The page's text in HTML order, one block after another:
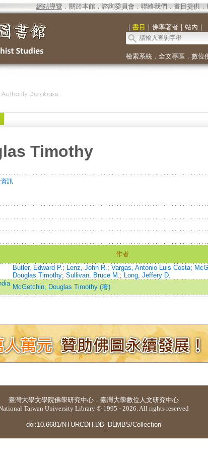
網站導覽 ． 關於本館． 諮詢委員會． 聯絡我們 ． 書目提供．
｜ 書目 ｜ 佛學著者｜ 站內 ｜
檢索系統． 全文專區 ． 數位
Timothy
訊
作者
Butler, Edward P.; Lenz, John R.; Vargas, Antonio Luis Costa;
Douglas Timothy; Sullivan, Bruce M.; Long, Jeffery D.
McGetchin, Douglas Timothy (著)
臺灣大學文學院佛學研究中心 ． 臺灣大學數位人文研究中心
Taiwan University Library © 1995 - 2026. All rights reserved
doi:10.6681/NTURCDH.DB_DLMBS/Collection